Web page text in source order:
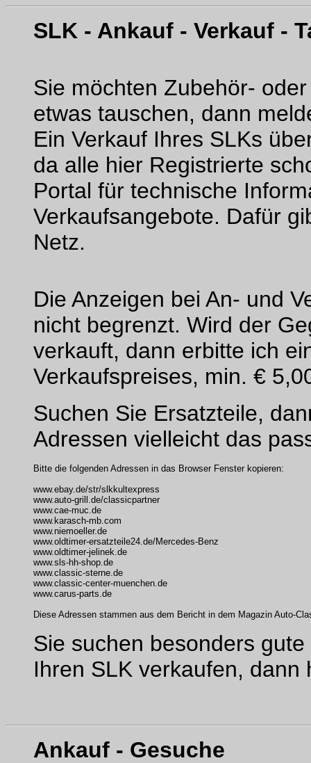
SLK - Ankauf - Verkauf -
Sie möchten Zubehör-
etwas tauschen, dann
Ein Verkauf Ihres SLKs
da alle hier Registrierte
Portal für technische
Verkaufsangebote. Dafür
Netz.
Die Anzeigen bei An- und
nicht begrenzt. Wird der
verkauft, dann erbitte ich
Verkaufspreises, min. €
Suchen Sie Ersatzteile,
Adressen vielleicht das
Bitte die folgenden Adressen in das Browser Fenster kopieren:
www.ebay.de/str/slkkultexpress
www.auto-grill.de/classicpartner
www.cae-muc.de
www.karasch-mb.com
www.niemoeller.de
www.oldtimer-ersatzteile24.de/Mercedes-Benz
www.oldtimer-jelinek.de
www.sls-hh-shop.de
www.classic-sterne.de
www.classic-center-muenchen.de
www.carus-parts.de
Diese Adressen stammen aus dem Bericht in dem Magazin Auto-
Sie suchen besonders
Ihren SLK verkaufen,
Ankauf - Gesuche